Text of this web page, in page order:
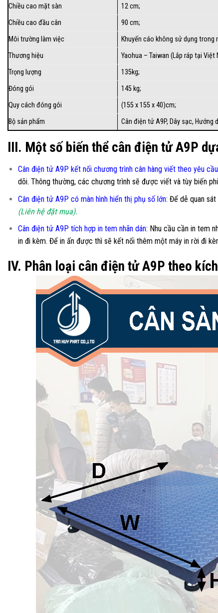
Chiều cao mặt sàn
12 cm;
Chiều cao đầu cân
90 cm;
Môi trường làm việc
Khuyến cáo không sử dụng
Thương hiệu
Yaohua – Taiwan (Lắp ráp tại Việt
Trọng lượng
135kg;
Đóng gói
145 kg;
Quy cách đóng gói
(155 x 155 x 40)cm;
Bộ sản phẩm
Cân điện tử A9P, Dây sạc, Hướng
III. Một số biến thể cân điện tử A9P
Cân điện tử A9P kết nối chương trình cân hàng viết theo yêu cầu
dõi. Thông thường, các chương trình sẽ được viết và tùy biến
Cân điện tử A9P có màn hình hiển thị phụ số lớn: Để dễ quan
(Liên hệ đặt mua).
Cân điện tử A9P tích hợp in tem nhãn dán: Nhu cầu cần in tem
in đi kèm. Để in ấn được thì sẽ kết nối thêm một máy in rời đi
IV. Phân loại cân điện tử A9P theo